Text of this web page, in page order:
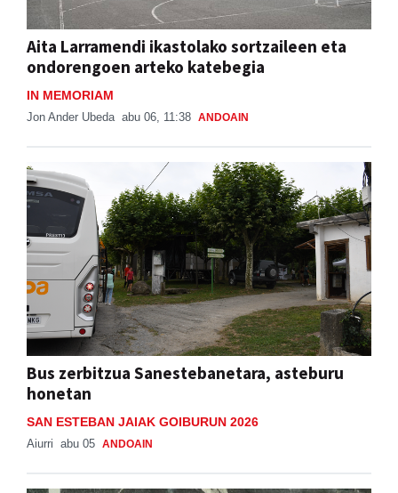
Aita Larramendi ikastolako sortzaileen eta
ondorengoen arteko katebegia
IN MEMORIAM
Jon Ander Ubeda abu 06, 11:38 ANDOAIN
Bus zerbitzua Sanestebanetara, asteburu
honetan
SAN ESTEBAN JAIAK GOIBURUN 2026
Aiurri abu 05 ANDOAIN